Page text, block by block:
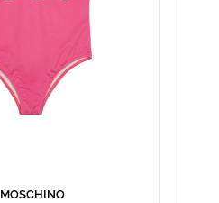
SEPETE EKLE
MOSCHINO